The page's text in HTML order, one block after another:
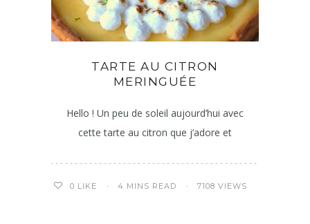
TARTE AU CITRON
MERINGUÉE
Hello ! Un peu de soleil aujourd’hui avec
cette tarte au citron que j’adore et
0 LIKE 4 MINS READ 7108 VIEWS